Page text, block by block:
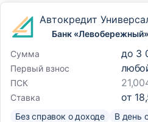
Автокредит
Банк «Левобережный»
Сумма
до 3
Первый взнос
ПСК
Ставка от
Без справок о доходе В день